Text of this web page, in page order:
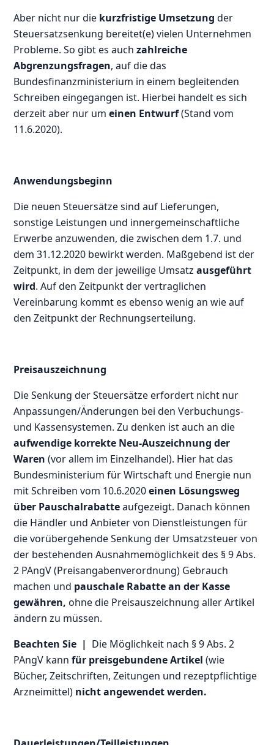
Aber nicht nur die kurzfristige Umsetzung der
Steuersatzsenkung bereitet(e) vielen Unternehmen
Probleme. So gibt es auchzahlreiche
Abgrenzungsfragen, auf die das
Bundesfinanzministerium in einem begleitenden
Schreiben eingegangen ist. Hierbei handelt es sich
derzeit aber nur umeinen Entwurf(Stand vom
11.6.2020).
Anwendungsbeginn
Die neuen Steuersätze sind auf Lieferungen,
sonstige Leistungen und innergemeinschaftliche
Erwerbe anzuwenden, die zwischen dem 1.7. und
dem 31.12.2020 bewirkt werden. Maßgebend ist der
Zeitpunkt, in dem der jeweilige Umsatzausgeführt
wird. Auf den Zeitpunkt der vertraglichen
Vereinbarung kommt es ebenso wenig an wie auf
den Zeitpunkt der Rechnungserteilung.
Preisauszeichnung
Die Senkung der Steuersätze erfordert nicht nur
Anpassungen/Änderungen bei den Verbuchungs-
und Kassensystemen. Zu denken ist auch an die
aufwendige korrekte Neu-Auszeichnung der
Waren (vor allem im Einzelhandel). Hier hat das
Bundesministerium für Wirtschaft und Energie nun
mit Schreiben vom 10.6.2020einen Lösungsweg
über Pauschalrabatteaufgezeigt. Danach können
die Händler und Anbieter von Dienstleistungen für
die vorübergehende Senkung der Umsatzsteuer von
der bestehenden Ausnahmemöglichkeit des § 9 Abs.
2 PAngV (Preisangabenverordnung) Gebrauch
machen und pauschale Rabatte an der Kasse
gewähren, ohne die Preisauszeichnung aller Artikel
ändern zu müssen.
Beachten Sie | Die Möglichkeit nach § 9 Abs. 2
PAngV kannfür preisgebundene Artikel (wie
Bücher, Zeitschriften, Zeitungen und rezeptpflichtige
Arzneimittel) nicht angewendet werden.